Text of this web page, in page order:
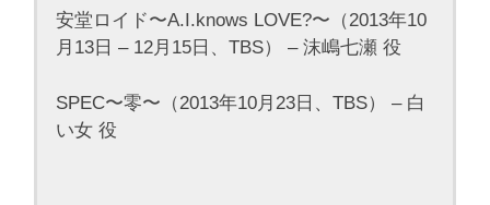
安堂ロイド〜A.I.knows LOVE?〜（2013年10
月13日 – 12月15日、TBS） – 沫嶋七瀬 役
SPEC〜零〜（2013年10月23日、TBS） – 白
い女 役